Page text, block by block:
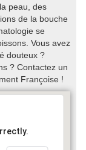
peau, des
de la bouche
se
Vous avez
douteux ?
? Contactez un
Françoise !